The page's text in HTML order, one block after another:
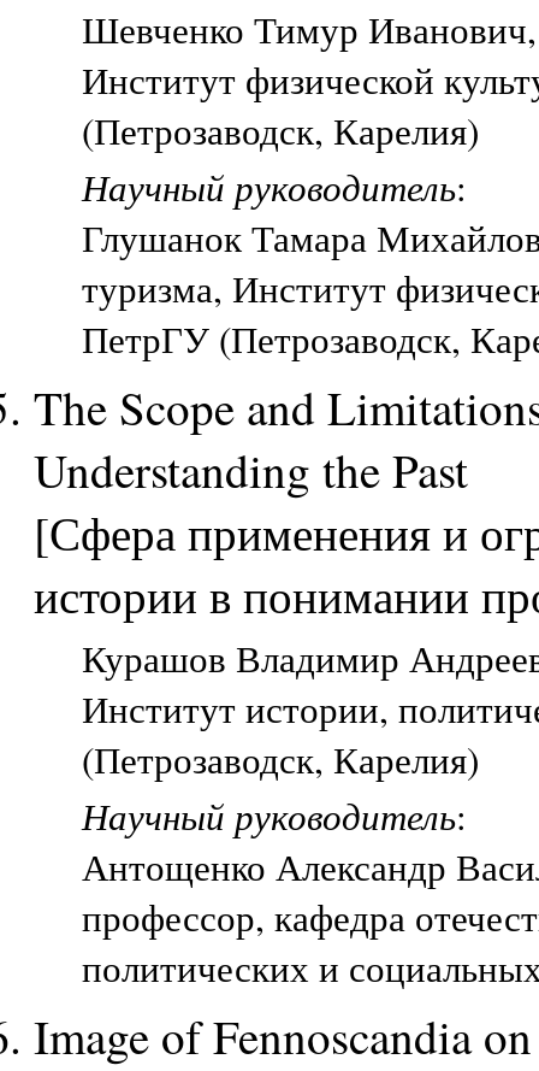
Шевченко Тимур Иванович,
Институт физической
(Петрозаводск, Карелия)
Научный руководитель:
Глушанок Тамара
туризма, Институт
ПетрГУ (Петрозаводск,
The Scope and
Understanding the Past
[Сфера применения и
истории в понимании
Курашов Владимир
Институт истории,
(Петрозаводск, Карелия)
Научный руководитель:
Антощенко Александр
профессор, кафедра
политических и
Image of Fennoscandia